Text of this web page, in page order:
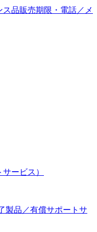
品販売期限・電話／メ
ービス）
製品／有償サポートサ